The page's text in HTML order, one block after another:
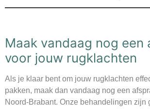
Maak vandaag nog een
voor jouw rugklachten
Als je klaar bent om jouw rugklachten
pakken, maak dan vandaag nog een
Noord-Brabant. Onze behandelingen zijn